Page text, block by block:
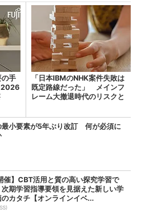
手
2026
「日本IBMのNHK案件失敗は
既定路線だった」 メインフ
レーム大撤退時代のリスクと
最小要素が5年ぶり改訂 何が必須に
催】CBT活用と質の高い探究学習で
期学習指導要領を見据えた新しい学
カタチ【オンラインイベ...